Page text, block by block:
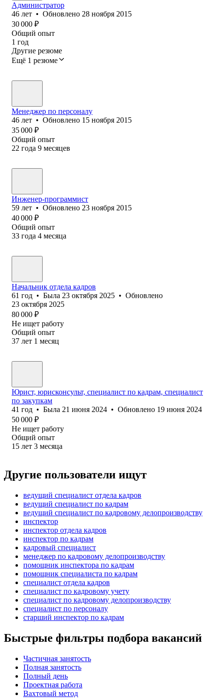
Администратор
46 лет • Обновлено 28 ноября 2015
30 000 ₽
Общий опыт
1 год
Другие резюме
Ещё 1 резюме
Менеджер по персоналу
46 лет • Обновлено 15 ноября 2015
35 000 ₽
Общий опыт
22 года 9 месяцев
Инженер-программист
59 лет • Обновлено 23 ноября 2015
40 000 ₽
Общий опыт
33 года 4 месяца
Начальник отдела кадров
61 год • Была 23 октября 2025 • Обновлено
23 октября 2025
80 000 ₽
Не ищет работу
Общий опыт
37 лет 1 месяц
Юрист, юрисконсульт, специалист по кадрам, специалист
по закупкам
41 год • Была 21 июня 2024 • Обновлено 19 июня 2024
50 000 ₽
Не ищет работу
Общий опыт
15 лет 3 месяца
Другие пользователи ищут
ведущий специалист отдела кадров
ведущий специалист по кадрам
ведущий специалист по кадровому делопроизводству
инспектор
инспектор отдела кадров
инспектор по кадрам
кадровый специалист
менеджер по кадровому делопроизводству
помощник инспектора по кадрам
помощник специалиста по кадрам
специалист отдела кадров
специалист по кадровому учету
специалист по кадровому делопроизводству
специалист по персоналу
старший инспектор по кадрам
Быстрые фильтры подбора вакансий
Частичная занятость
Полная занятость
Полный день
Проектная работа
Вахтовый метод